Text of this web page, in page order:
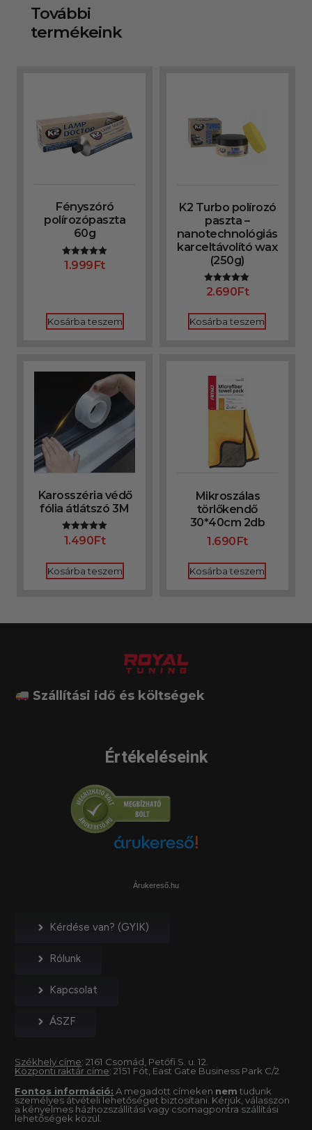
További
termékeink
Fényszóró
polírozópaszta
60g
Értékelés:
5.00
1.999Ft
Kosárba teszem
K2 Turbo polírozó
paszta –
nanotechnológiás
karceltávolító wax
(250g)
Értékelés:
5.00
2.690Ft
Kosárba teszem
Karosszéria védő
fólia átlátszó 3M
Értékelés:
5.00
1.490Ft
Kosárba teszem
Mikroszálas
törlőkendő
30*40cm 2db
1.690Ft
Kosárba teszem
Szállítási idő és költségek
Értékeléseink
Árukereső.hu
Kérdése van? (GYIK)
Rólunk
Kapcsolat
ÁSZF
Székhely címe: 2161 Csomád, Petőfi S. u. 12.
Központi raktár címe: 2151 Fót, East Gate Business Park C/2
Fontos információ: A megadott címeken nem tudunk
személyes átvételi lehetőséget biztosítani. Kérjük, válasszon
a kényelmes házhozszállítási vagy csomagpontra szállítási
lehetőségek közül.